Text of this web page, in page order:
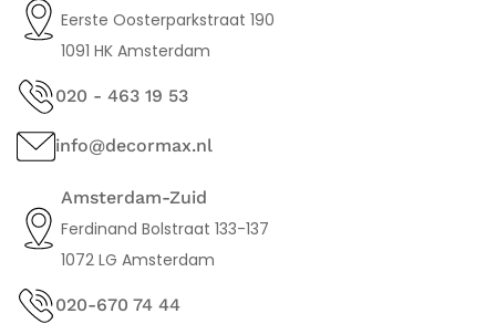
Eerste Oosterparkstraat 190
1091 HK Amsterdam
020 - 463 19 53
info@decormax.nl
Amsterdam-Zuid
Ferdinand Bolstraat 133-137
1072 LG Amsterdam
020-670 74 44